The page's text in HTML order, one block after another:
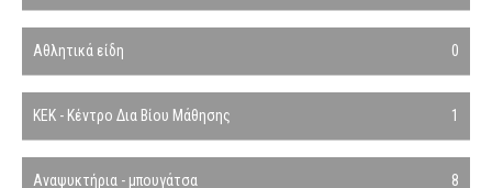
Αθλητικά είδη 0
ΚΕΚ - Κέντρο Δια Βίου Μάθησης 1
Αναψυκτήρια - μπουγάτσα 8